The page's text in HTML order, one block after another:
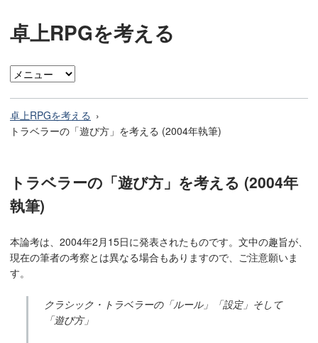
卓上RPGを考える
卓上RPGを考える
トラベラーの「遊び方」を考える (2004年執筆)
トラベラーの「遊び方」を考える (2004年
執筆)
本論考は、2004年2月15日に発表されたものです。文中の趣旨が、
現在の筆者の考察とは異なる場合もありますので、ご注意願いま
す。
クラシック・トラベラーの「ルール」「設定」そして
「遊び方」